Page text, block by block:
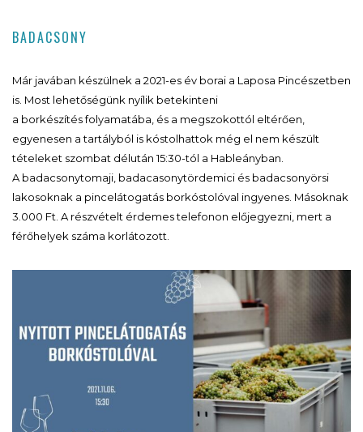
BADACSONY
Már javában készülnek a 2021-es év borai a Laposa Pincészetben
is. Most lehetőségünk nyílik betekinteni
a borkészítés folyamatába, és a megszokottól eltérően,
egyenesen a tartályból is kóstolhattok még el nem készült
tételeket szombat délután 15:30-tól a Hableányban.
A badacsonytomaji, badacasonytördemici és badacsonyörsi
lakosoknak a pincelátogatás borkóstolóval ingyenes. Másoknak
3.000 Ft. A részvételt érdemes telefonon előjegyezni, mert a
férőhelyek száma korlátozott.